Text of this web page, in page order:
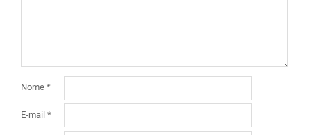
Nome *
E-mail *